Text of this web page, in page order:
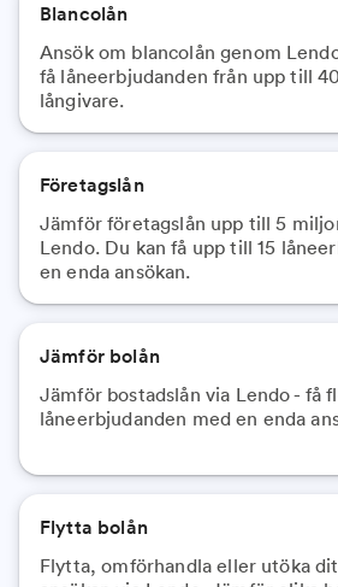
Blancolån
Ansök om blancolån genom
få låneerbjudanden från upp till
långivare.
Företagslån
Jämför företagslån upp till 5
Lendo. Du kan få upp till 15
en enda ansökan.
Jämför bolån
Jämför bostadslån via Lendo - få
låneerbjudanden med en enda
Flytta bolån
Flytta, omförhandla eller utöka